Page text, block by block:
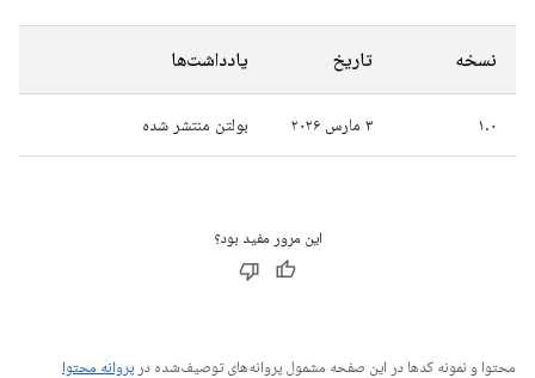
نسخه تاریخ یادداشت‌ها
۱.۰ ۳ مارس ۲۰۲۶ بولتن منتشر شده
این مرور مفید بود؟
محتوا و نمونه کدها در این صفحه مشمول پروانه‌های توصیف‌شده در پروانه محتوا